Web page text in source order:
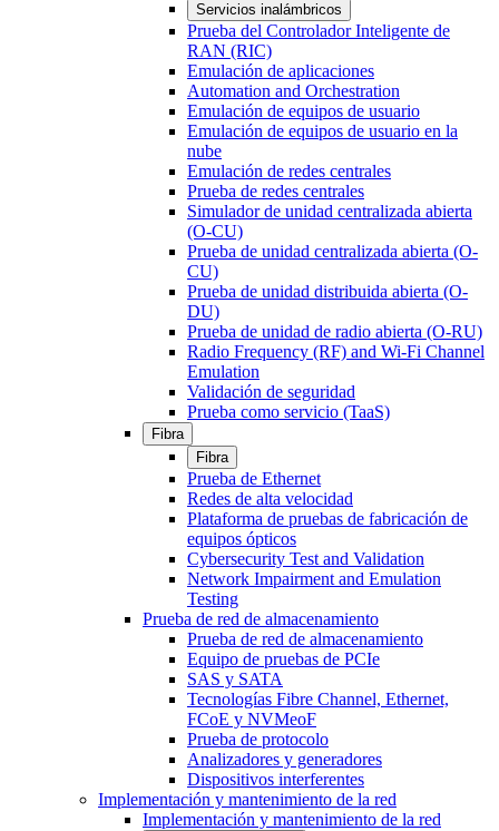
Servicios inalámbricos
Prueba del Controlador Inteligente de
RAN (RIC)
Emulación de aplicaciones
Automation and Orchestration
Emulación de equipos de usuario
Emulación de equipos de usuario en la
nube
Emulación de redes centrales
Prueba de redes centrales
Simulador de unidad centralizada abierta
(O-CU)
Prueba de unidad centralizada abierta (O-
CU)
Prueba de unidad distribuida abierta (O-
DU)
Prueba de unidad de radio abierta (O-RU)
Radio Frequency (RF) and Wi-Fi Channel
Emulation
Validación de seguridad
Prueba como servicio (TaaS)
Fibra
Fibra
Prueba de Ethernet
Redes de alta velocidad
Plataforma de pruebas de fabricación de
equipos ópticos
Cybersecurity Test and Validation
Network Impairment and Emulation
Testing
Prueba de red de almacenamiento
Prueba de red de almacenamiento
Equipo de pruebas de PCIe
SAS y SATA
Tecnologías Fibre Channel, Ethernet,
FCoE y NVMeoF
Prueba de protocolo
Analizadores y generadores
Dispositivos interferentes
Implementación y mantenimiento de la red
Implementación y mantenimiento de la red